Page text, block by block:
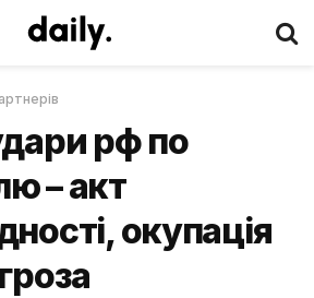
рф по
– акт
окупація